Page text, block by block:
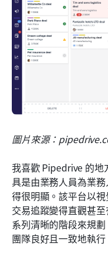
圖片來源：
我喜歡 Pipedrive 的地
具是由業務人員為業
得很明顯。該平台以
交易追蹤變得直觀甚
系列清晰的階段來規
團隊良好且一致地執行